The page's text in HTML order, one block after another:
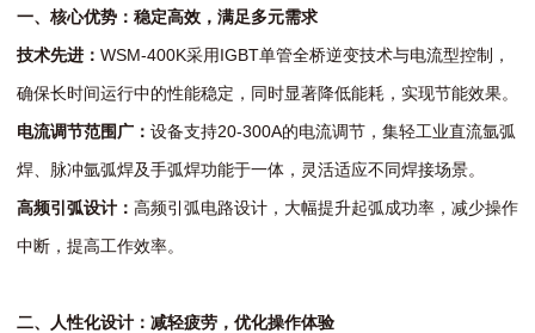
一、核心优势：稳定高效，满足多元需求
技术先进： WSM-400K采用IGBT单管全桥逆变技术与电流型控制，
确保长时间运行中的性能稳定，同时显著降低能耗，实现节能效果。
电流调节范围广： 设备支持20-300A的电流调节，集轻工业直流氩弧
焊、脉冲氩弧焊及手弧焊功能于一体，灵活适应不同焊接场景。
高频引弧设计： 高频引弧电路设计，大幅提升起弧成功率，减少操作
中断，提高工作效率。
二、人性化设计：减轻疲劳，优化操作体验